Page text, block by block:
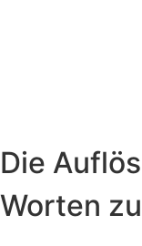
Die
Worten